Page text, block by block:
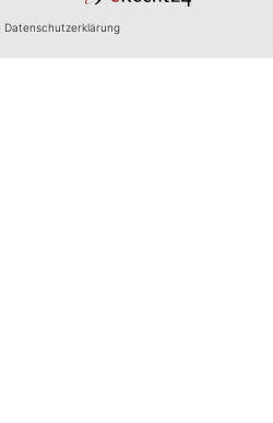
Datenschutzerklärung